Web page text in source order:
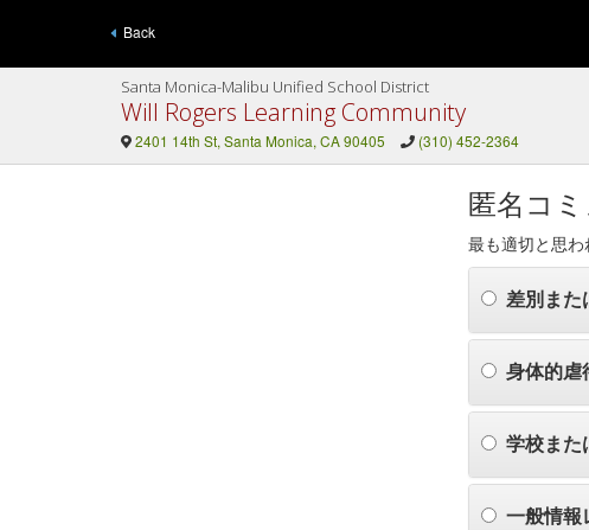
Back
Santa Monica-Malibu Unified School District
Will Rogers Learning Community
2401 14th St, Santa Monica, CA 90405 (310) 452-2364
匿名コ
最も適切と思わ
差別また
身体的虐
学校また
一般情報